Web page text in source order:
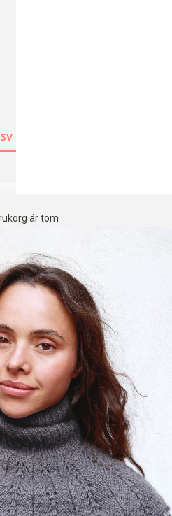
SV
är tom